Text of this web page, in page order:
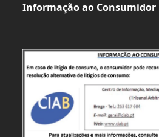
Informação ao Consumidor